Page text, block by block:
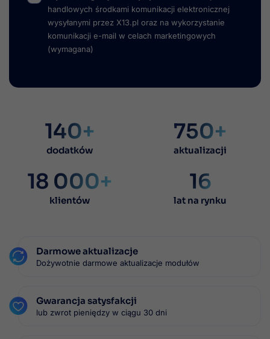
handlowych środkami komunikacji elektronicznej
wysyłanymi przez X13.pl oraz na wykorzystanie
komunikacji e-mail w celach marketingowych
(wymagana)
140+
dodatków
750+
aktualizacji
18 000+
klientów
16
lat na rynku
Darmowe aktualizacje
Dożywotnie darmowe aktualizacje modułów
Gwarancja satysfakcji
lub zwrot pieniędzy w ciągu 30 dni